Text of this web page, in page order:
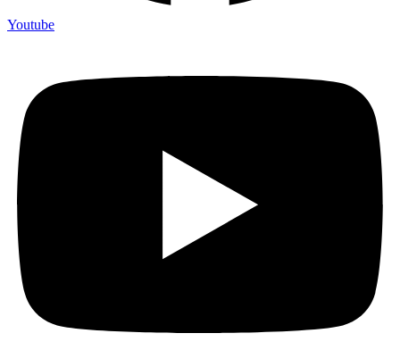
Youtube